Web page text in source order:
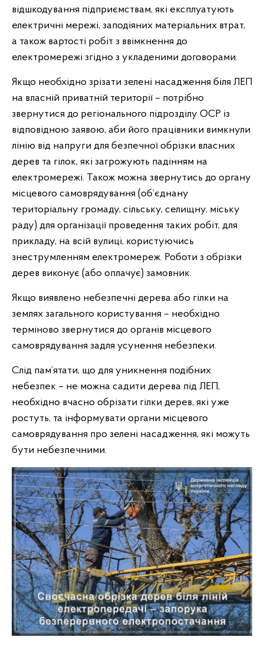
відшкодування підприємствам, які експлуатують
електричні мережі, заподіяних матеріальних втрат,
а також вартості робіт з ввімкнення до
електромережі згідно з укладеними договорами.
Якщо необхідно зрізати зелені насадження біля ЛЕП
на власній приватній території – потрібно
звернутися до регіонального підрозділу ОСР із
відповідною заявою, аби його працівники вимкнули
лінію від напруги для безпечної обрізки власних
дерев та гілок, які загрожують падінням на
електромережі. Також можна звернутись до органу
місцевого самоврядування (об’єднану
територіальну громаду, сільську, селищну, міську
раду) для організації проведення таких робіт, для
прикладу, на всій вулиці, користуючись
знеструмленням електромереж. Роботи з обрізки
дерев виконує (або оплачує) замовник.
Якщо виявлено небезпечні дерева або гілки на
землях загального користування – необхідно
терміново звернутися до органів місцевого
самоврядування задля усунення небезпеки.
Слід пам’ятати, що для уникнення подібних
небезпек – не можна садити дерева під ЛЕП,
необхідно вчасно обрізати гілки дерев, які уже
ростуть, та інформувати органи місцевого
самоврядування про зелені насадження, які можуть
бути небезпечними.